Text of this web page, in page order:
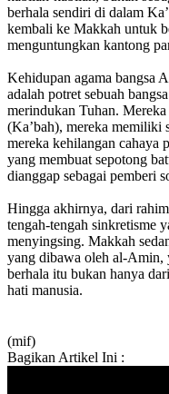
berhala sendiri di dalam
kembali ke Makkah untuk
menguntungkan kantong
Kehidupan agama bangsa
adalah potret sebuah
merindukan Tuhan.
(Ka’bah), mereka memiliki
mereka kehilangan cahaya
yang membuat sepotong
dianggap sebagai pemberi
Hingga akhirnya, dari
tengah-tengah sinkretisme
menyingsing. Makkah
yang dibawa oleh al-Amin,
berhala itu bukan hanya
hati manusia.
(mif)
Bagikan Artikel Ini :